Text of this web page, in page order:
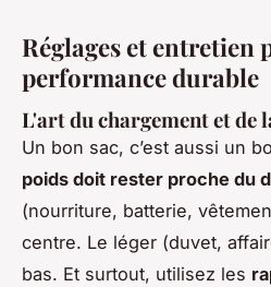
Réglages et entretien
performance durable
L'art du chargement et de
Un bon sac, c’est aussi un
poids doit rester proche du
(nourriture, batterie,
centre. Le léger (duvet,
bas. Et surtout, utilisez les